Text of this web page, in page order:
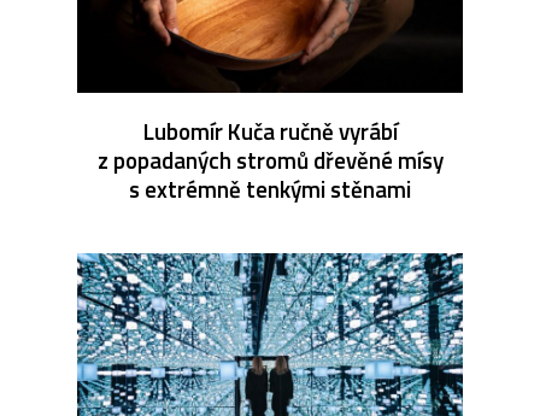
Lubomír Kuča ručně vyrábí
z popadaných stromů dřevěné mísy
s extrémně tenkými stěnami